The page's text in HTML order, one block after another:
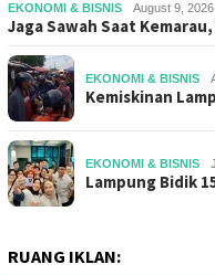
EKONOMI & BISNIS August 9, 2026
Jaga Sawah Saat
EKONOMI & BISNIS
Kemiskinan
EKONOMI & BISNIS
Lampung Bidik
RUANG IKLAN: